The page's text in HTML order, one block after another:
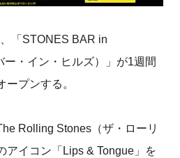
「STONES BAR in
ー・イン・ヒルズ）」が1週間
ープンする。
Rolling Stones（ザ・ローリ
アイコン「Lips & Tongue」を